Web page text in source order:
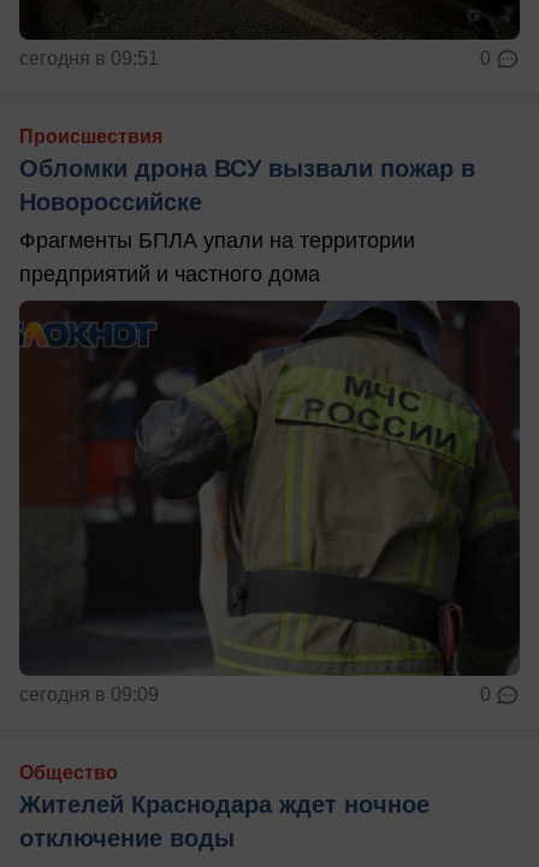
сегодня в 09:51 0
Происшествия
Обломки дрона ВСУ вызвали пожар в
Новороссийске
Фрагменты БПЛА упали на территории
предприятий и частного дома
сегодня в 09:09 0
Общество
Жителей Краснодара ждет ночное
отключение воды